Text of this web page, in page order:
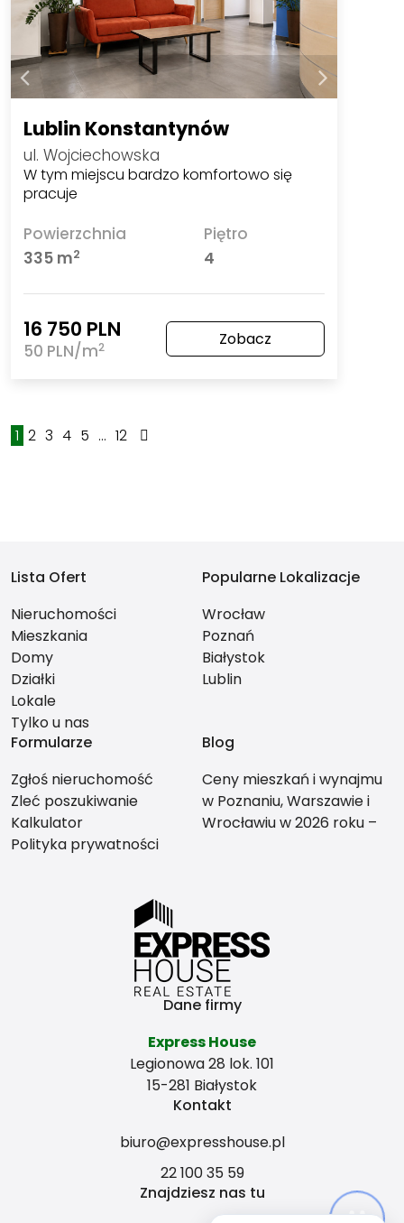
Lublin Konstantynów
ul. Wojciechowska
W tym miejscu bardzo komfortowo się
pracuje
Powierzchnia
335 m2
Piętro
4
16 750 PLN
50 PLN/m2 Zobacz
1 2 3 4 5 ... 12
Lista Ofert
Nieruchomości
Mieszkania
Domy
Działki
Lokale
Tylko u nas
Popularne Lokalizacje
Wrocław
Poznań
Białystok
Lublin
Formularze
Zgłoś nieruchomość
Zleć poszukiwanie
Kalkulator
Polityka prywatności
Blog
Ceny mieszkań i wynajmu
w Poznaniu, Warszawie i
Wrocławiu w 2026 roku –
Dane firmy
Express House
Legionowa 28 lok. 101
15-281 Białystok
Kontakt
biuro@expresshouse.pl
22 100 35 59
Znajdziesz nas tu